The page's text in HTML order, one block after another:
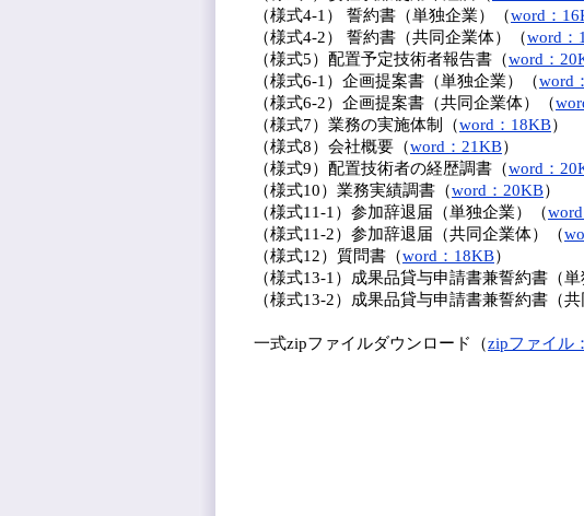
（様式4-1） 誓約書（単独企業）（word：
（様式4-2） 誓約書（共同企業体）（word：
（様式5）配置予定技術者報告書（word：
（様式6-1）企画提案書（単独企業）（word
（様式6-2）企画提案書（共同企業体）（
（様式7）業務の実施体制（word：18KB）
（様式8）会社概要（word：21KB）
（様式9）配置技術者の経歴調書（word：
（様式10）業務実績調書（word：20KB）
（様式11-1）参加辞退届（単独企業）（
（様式11-2）参加辞退届（共同企業体）（
（様式12）質問書（word：18KB）
（様式13-1）成果品貸与申請書兼誓約書（単
（様式13-2）成果品貸与申請書兼誓約書（共
一式zipファイルダウンロード（zipファイル